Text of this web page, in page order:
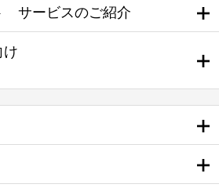
サービスのご紹介
け